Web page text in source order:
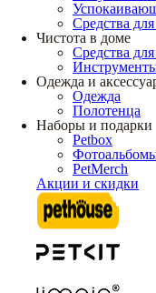
Средства
Чистота в доме
Средства
Одежда и
Одежда
Полотенца
Наборы и подарки
Petbox
PetMerch
Акции и скидки